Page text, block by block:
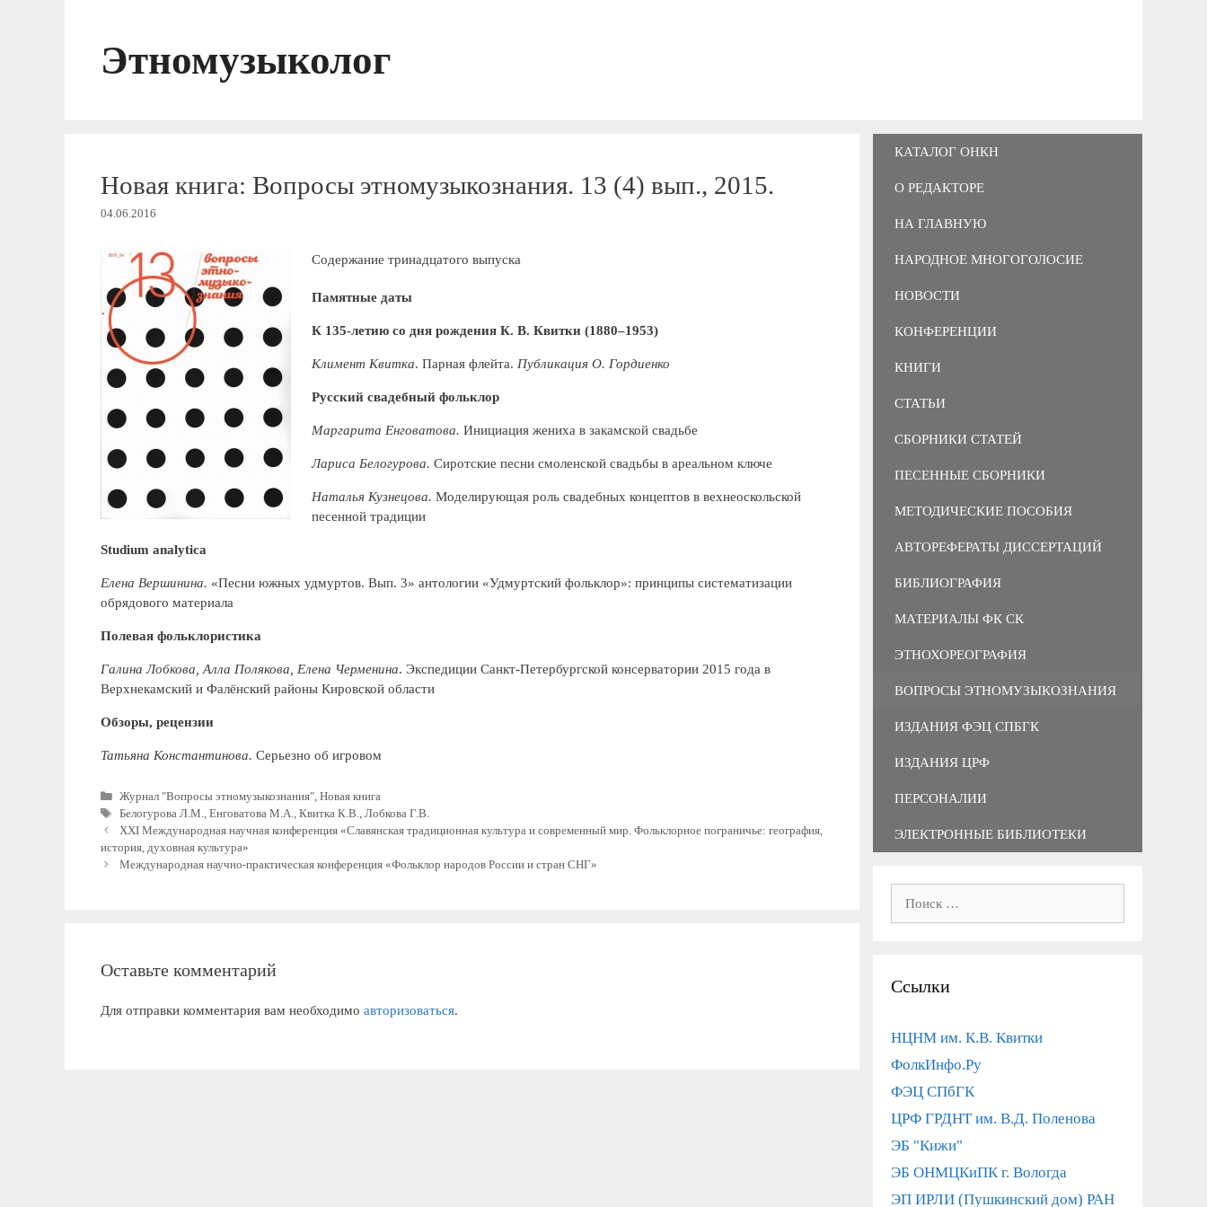
Этномузыколог
Новая книга: Вопросы этномузыкознания. 13 (4) вып., 2015.
04.06.2016
Содержание тринадцатого выпуска
Памятные даты
К 135-летию со дня рождения К. В. Квитки (1880–1953)
Климент Квитка. Парная флейта. Публикация О. Гордиенко
Русский свадебный фольклор
Маргарита Енговатова. Инициация жениха в закамской свадьбе
Лариса Белогурова. Сиротские песни смоленской свадьбы в ареальном ключе
Наталья Кузнецова. Моделирующая роль свадебных концептов в вехнеоскольской
песенной традиции
Studium analytica
Елена Вершинина. «Песни южных удмуртов. Вып. 3» антологии «Удмуртский фольклор»: принципы систематизации
обрядового материала
Полевая фольклористика
Галина Лобкова, Алла Полякова, Елена Черменина. Экспедиции Санкт-Петербургской консерватории 2015 года в
Верхнекамский и Фалёнский районы Кировской области
Обзоры, рецензии
Татьяна Константинова. Серьезно об игровом
Рубрики
Журнал "Вопросы этномузыкознания", Новая книга
Метки
Белогурова Л.М., Енговатова М.А., Квитка К.В., Лобкова Г.В.
ХХI Международная научная конференция «Славянская традиционная культура и современный мир. Фольклорное пограничье: география,
история, духовная культура»
Международная научно-практическая конференция «Фольклор народов России и стран СНГ»
Оставьте комментарий
Для отправки комментария вам необходимо авторизоваться.
КАТАЛОГ ОНКН
О РЕДАКТОРЕ
НА ГЛАВНУЮ
НАРОДНОЕ МНОГОГОЛОСИЕ
НОВОСТИ
КОНФЕРЕНЦИИ
КНИГИ
СТАТЬИ
СБОРНИКИ СТАТЕЙ
ПЕСЕННЫЕ СБОРНИКИ
МЕТОДИЧЕСКИЕ ПОСОБИЯ
АВТОРЕФЕРАТЫ ДИССЕРТАЦИЙ
БИБЛИОГРАФИЯ
МАТЕРИАЛЫ ФК СК
ЭТНОХОРЕОГРАФИЯ
ВОПРОСЫ ЭТНОМУЗЫКОЗНАНИЯ
ИЗДАНИЯ ФЭЦ СПБГК
ИЗДАНИЯ ЦРФ
ПЕРСОНАЛИИ
ЭЛЕКТРОННЫЕ БИБЛИОТЕКИ
Ссылки
НЦНМ им. К.В. Квитки
ФолкИнфо.Ру
ФЭЦ СПбГК
ЦРФ ГРДНТ им. В.Д. Поленова
ЭБ "Кижи"
ЭБ ОНМЦКиПК г. Вологда
ЭП ИРЛИ (Пушкинский дом) РАН